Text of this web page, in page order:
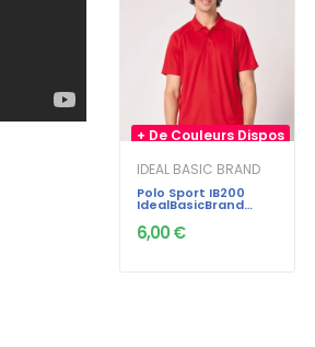
+ De Couleurs Dispos
IDEAL BASIC BRAND
Polo Sport IB200
IdealBasicBrand
6,00 €